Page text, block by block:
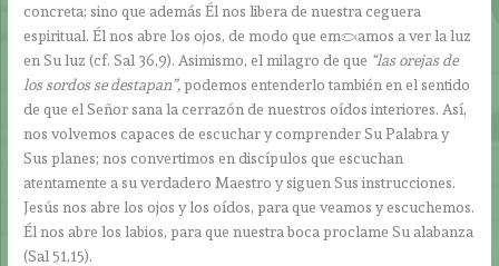
concreta; sino que además Él nos libera de nuestra ceguera
espiritual. Él nos abre los ojos, de modo que empezamos a ver la luz
en Su luz (cf. Sal 36,9). Asimismo, el milagro de que “las orejas de
los sordos se destapan”,podemos entenderlo también en el sentido
de que el Señor sana la cerrazón de nuestros oídos interiores. Así,
nos volvemos capaces de escuchar y comprender Su Palabra y
Sus planes; nos convertimos en discípulos que escuchan
atentamente a su verdadero Maestro y siguen Sus instrucciones.
Jesús nos abre los ojos y los oídos, para que veamos y escuchemos.
Él nos abre los labios, para que nuestra boca proclame Su alabanza
(Sal 51,15).